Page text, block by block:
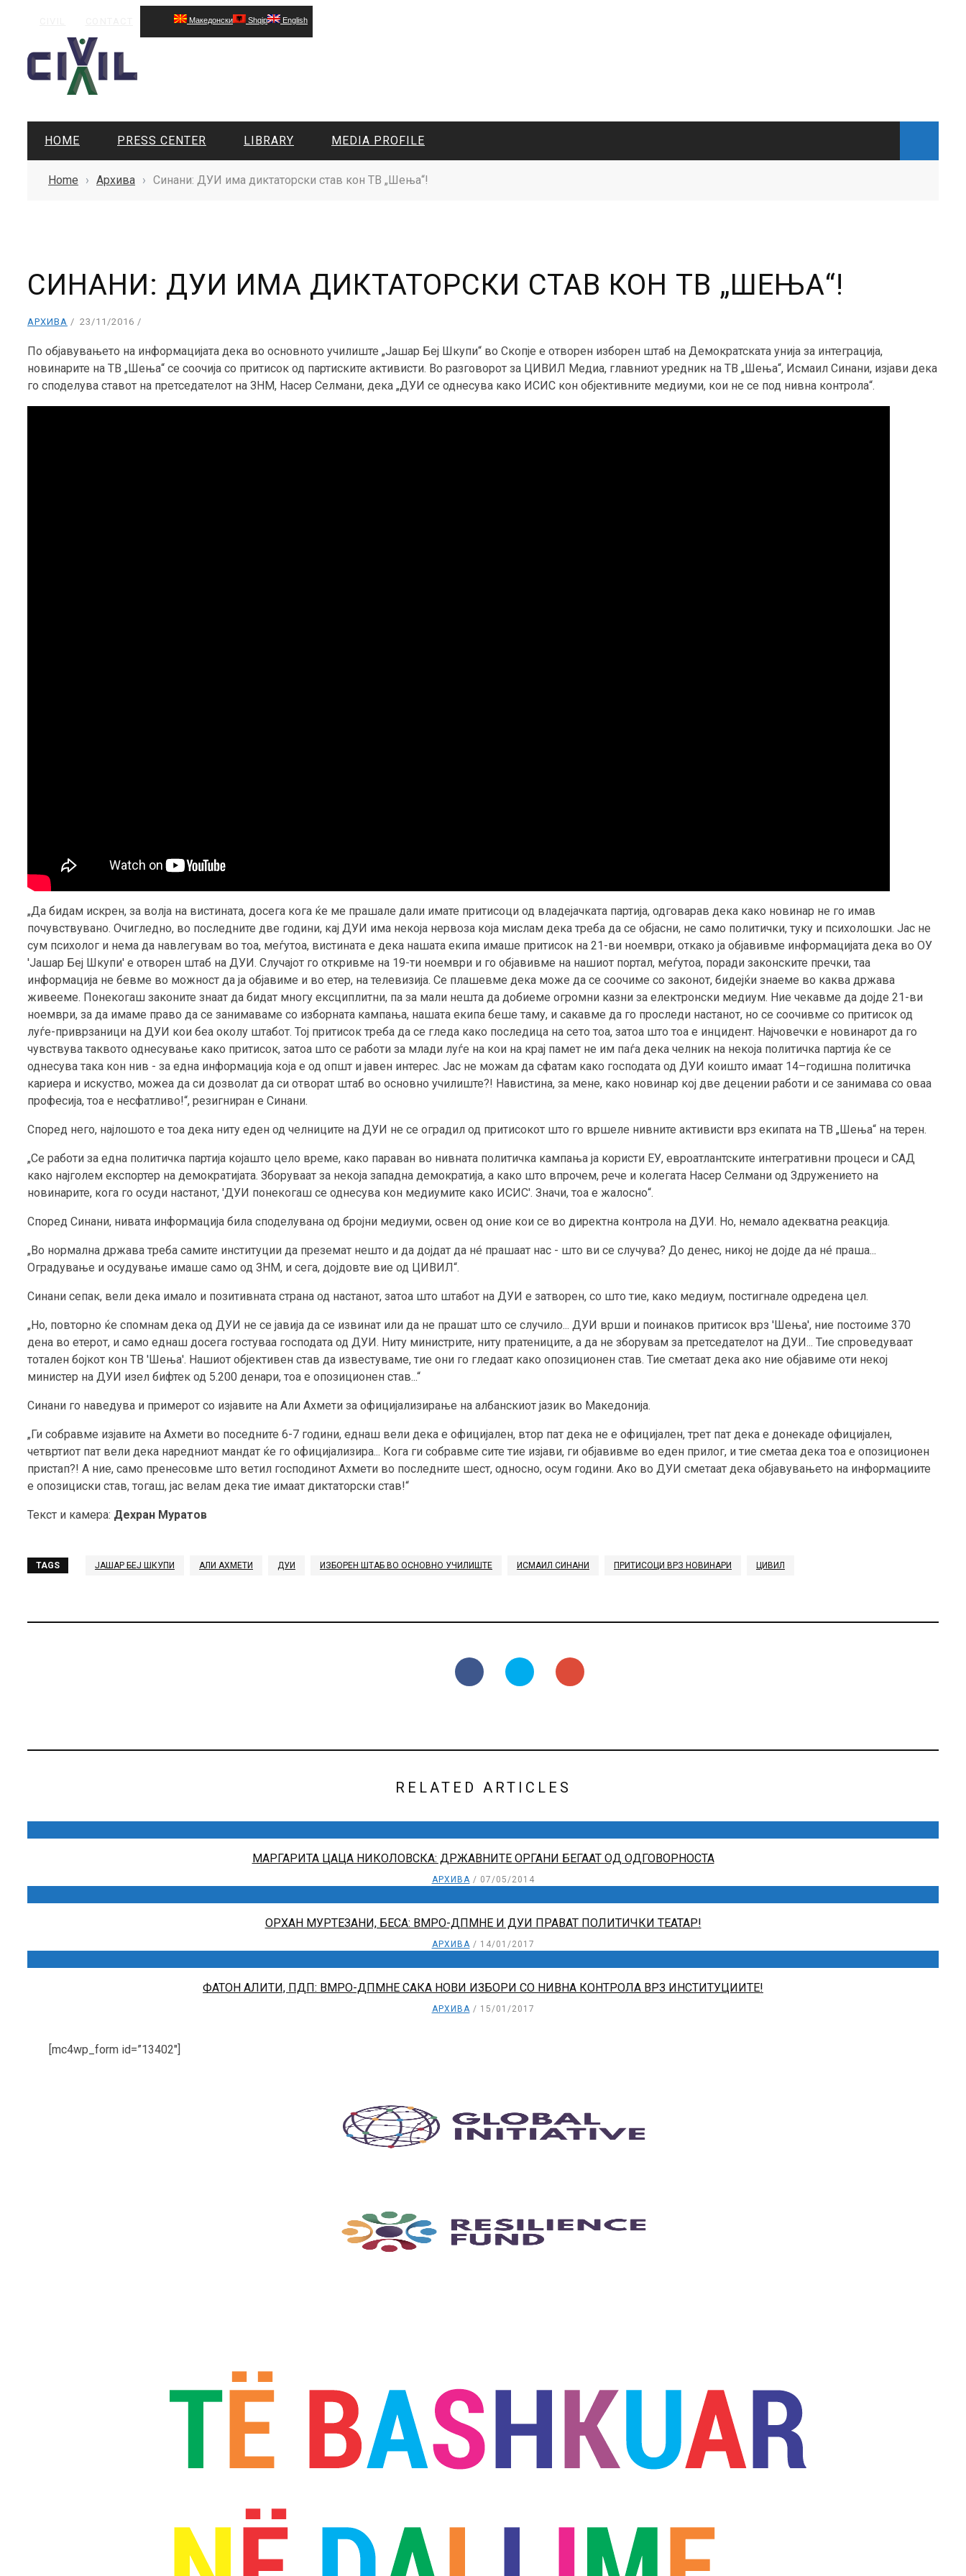
Македонски Shqip English
HOME PRESS CENTER LIBRARY MEDIA PROFILE
Home › Архива › Синани: ДУИ има диктаторски став кон ТВ „Шења“!
СИНАНИ: ДУИ ИМА ДИКТАТОРСКИ СТАВ КОН ТВ „ШЕЊА“!
АРХИВА 23/11/2016
По објавувањето на информацијата дека во основното училиште „Јашар Беј Шкупи“ во Скопје е отворен изборен штаб на Демократската унија за интеграција,
новинарите на ТВ „Шења“ се соочија со притисок од партиските активисти. Во разговорот за ЦИВИЛ Медиа, главниот уредник на ТВ „Шења“, Исмаил Синани, изјави дека
го споделува ставот на претседателот на ЗНМ, Насер Селмани, дека „ДУИ се однесува како ИСИС кон објективните медиуми, кои не се под нивна контрола“.
„Да бидам искрен, за волја на вистината, досега кога ќе ме прашале дали имате притисоци од владејачката партија, одговарав дека како новинар не го имав
почувствувано. Очигледно, во последните две години, кај ДУИ има некоја нервоза која мислам дека треба да се објасни, не само политички, туку и психолошки. Јас не
сум психолог и нема да навлегувам во тоа, меѓутоа, вистината е дека нашата екипа имаше притисок на 21-ви ноември, откако ја објавивме информацијата дека во ОУ
'Јашар Беј Шкупи' е отворен штаб на ДУИ. Случајот го откривме на 19-ти ноември и го објавивме на нашиот портал, меѓутоа, поради законските пречки, таа
информација не бевме во можност да ја објавиме и во етер, на телевизија. Се плашевме дека може да се соочиме со законот, бидејќи знаеме во каква држава
живееме. Понекогаш законите знаат да бидат многу ексциплитни, па за мали нешта да добиеме огромни казни за електронски медиум. Ние чекавме да дојде 21-ви
ноември, за да имаме право да се занимаваме со изборната кампања, нашата екипа беше таму, и сакавме да го проследи настанот, но се соочивме со притисок од
луѓе-приврзаници на ДУИ кои беа околу штабот. Тој притисок треба да се гледа како последица на сето тоа, затоа што тоа е инцидент. Најчовечки е новинарот да го
чувствува таквото однесување како притисок, затоа што се работи за млади луѓе на кои на крај памет не им паѓа дека челник на некоја политичка партија ќе се
однесува така кон нив - за една информација која е од општ и јавен интерес. Јас не можам да сфатам како господата од ДУИ коишто имаат 14–годишна политичка
кариера и искуство, можеа да си дозволат да си отворат штаб во основно училиште?! Навистина, за мене, како новинар кој две децении работи и се занимава со оваа
професија, тоа е несфатливо!“, резигниран е Синани.
Според него, најлошото е тоа дека ниту еден од челниците на ДУИ не се оградил од притисокот што го вршеле нивните активисти врз екипата на ТВ „Шења“ на терен.
„Се работи за една политичка партија којашто цело време, како параван во нивната политичка кампања ја користи ЕУ, евроатлантските интегративни процеси и САД
како најголем експортер на демократијата. Зборуваат за некоја западна демократија, а како што впрочем, рече и колегата Насер Селмани од Здружението на
новинарите, кога го осуди настанот, 'ДУИ понекогаш се однесува кон медиумите како ИСИС'. Значи, тоа е жалосно“.
Според Синани, нивата информација била споделувана од бројни медиуми, освен од оние кои се во директна контрола на ДУИ. Но, немало адекватна реакција.
„Во нормална држава треба самите институции да преземат нешто и да дојдат да нé прашаат нас - што ви се случува? До денес, никој не дојде да нé праша...
Оградување и осудување имаше само од ЗНМ, и сега, дојдовте вие од ЦИВИЛ“.
Синани сепак, вели дека имало и позитивната страна од настанот, затоа што штабот на ДУИ е затворен, со што тие, како медиум, постигнале одредена цел.
„Но, повторно ќе спомнам дека од ДУИ не се јавија да се извинат или да не прашат што се случило... ДУИ врши и поинаков притисок врз 'Шења', ние постоиме 370
дена во етерот, и само еднаш досега гостуваа господата од ДУИ. Ниту министрите, ниту пратениците, а да не зборувам за претседателот на ДУИ... Тие спроведуваат
тотален бојкот кон ТВ 'Шења'. Нашиот објективен став да известуваме, тие они го гледаат како опозиционен став. Тие сметаат дека ако ние објавиме оти некој
министер на ДУИ изел бифтек од 5.200 денари, тоа е опозиционен став...“
Синани го наведува и примерот со изјавите на Али Ахмети за официјализирање на албанскиот јазик во Македонија.
„Ги собравме изјавите на Ахмети во поседните 6-7 години, еднаш вели дека е официјален, втор пат дека не е официјален, трет пат дека е донекаде официјален,
четвртиот пат вели дека наредниот мандат ќе го официјализира... Кога ги собравме сите тие изјави, ги објавивме во еден прилог, и тие сметаа дека тоа е опозиционен
пристап?! А ние, само пренесовме што ветил господинот Ахмети во последните шест, односно, осум години. Ако во ДУИ сметаат дека објавувањето на информациите
е опозициски став, тогаш, јас велам дека тие имаат диктаторски став!“
Текст и камера: Дехран Муратов
TAGS ЈАШАР БЕЈ ШКУПИ АЛИ АХМЕТИ ДУИ ИЗБОРЕН ШТАБ ВО ОСНОВНО УЧИЛИШТЕ ИСМАИЛ СИНАНИ ПРИТИСОЦИ ВРЗ НОВИНАРИ ЦИВИЛ
RELATED ARTICLES
МАРГАРИТА ЦАЦА НИКОЛОВСКА: ДРЖАВНИТЕ ОРГАНИ БЕГААТ ОД ОДГОВОРНОСТА
АРХИВА 07/05/2014
ОРХАН МУРТЕЗАНИ, БЕСА: ВМРО-ДПМНЕ И ДУИ ПРАВАТ ПОЛИТИЧКИ ТЕАТАР!
АРХИВА 14/01/2017
ФАТОН АЛИТИ, ПДП: ВМРО-ДПМНЕ САКА НОВИ ИЗБОРИ СО НИВНА КОНТРОЛА ВРЗ ИНСТИТУЦИИТЕ!
АРХИВА 15/01/2017
[mc4wp_form id=”13402″]